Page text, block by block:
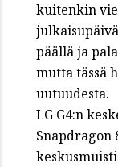
kuitenkin
päällä ja
mutta tässä
uutuudesta.
LG G4:n
Snapdragon